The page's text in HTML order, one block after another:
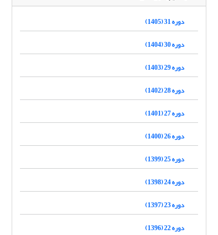
دوره 31 (1405)
دوره 30 (1404)
دوره 29 (1403)
دوره 28 (1402)
دوره 27 (1401)
دوره 26 (1400)
دوره 25 (1399)
دوره 24 (1398)
دوره 23 (1397)
دوره 22 (1396)